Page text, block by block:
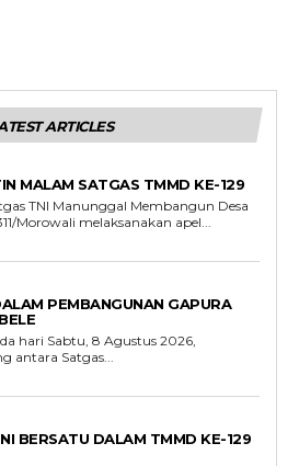
ARTICLES
MALAM SATGAS TMMD KE-129
TNI Manunggal Membangun Desa
Morowali melaksanakan apel...
PEMBANGUNAN GAPURA
hari Sabtu, 8 Agustus 2026,
antara Satgas...
BERSATU DALAM TMMD KE-129